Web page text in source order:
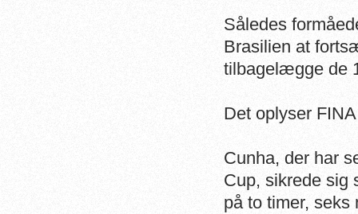
Således
Brasilien at
tilbagelægge de
Det oplyser
Cunha, der har
Cup, sikrede sig
på to timer, seks